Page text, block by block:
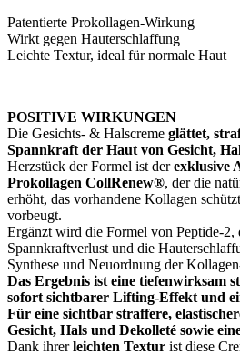
Patentierte Prokollagen-Wirkung
Wirkt gegen Hauterschlaffung
Leichte Textur, ideal für normale Haut
POSITIVE WIRKUNGEN
Die Gesichts- & Halscreme glättet,
Spannkraft der Haut von Gesicht,
Herzstück der Formel ist derexklusive
Prokollagen CollRenew®, der die
erhöht, das vorhandene Kollagen
vorbeugt.
Ergänzt wird die Formel von Peptide-2,
Spannkraftverlust und die
Synthese und Neuordnung der
Das Ergebnis ist eine tiefenwirksam
sofort sichtbarer Lifting-Effekt und
Für eine sichtbar straffere,
Gesicht, Hals und Dekolleté sowie
Dank ihrerleichten Textur ist diese